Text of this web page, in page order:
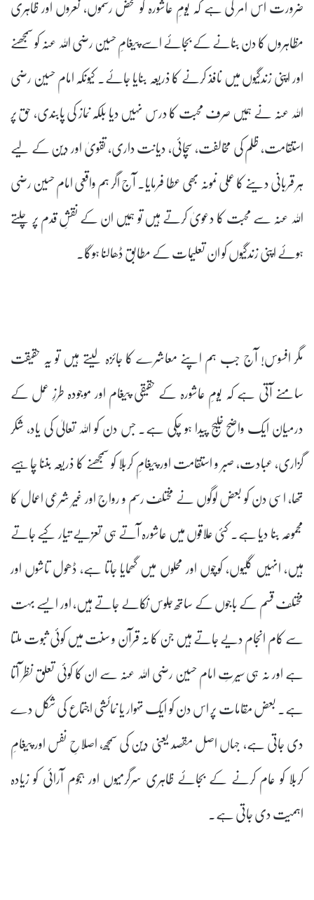
ضرورت اس امر کی ہے کہ یومِ عاشورہ کو محض رسموں، نعروں اور ظاہری
مظاہروں کا دن بنانے کے بجائے اسے پیغامِ حسین رضی اللہ عنہ کو سمجھنے
اور اپنی زندگیوں میں نافذ کرنے کا ذریعہ بنایا جائے۔ کیونکہ امام حسین رضی
اللہ عنہ نے ہمیں صرف محبت کا درس نہیں دیا بلکہ نماز کی پابندی، حق پر
استقامت، ظلم کی مخالفت، سچائی، دیانت داری، تقویٰ اور دین کے لیے
ہر قربانی دینے کا عملی نمونہ بھی عطا فرمایا۔ آج اگر ہم واقعی امام حسین رضی
اللہ عنہ سے محبت کا دعویٰ کرتے ہیں تو ہمیں ان کے نقشِ قدم پر چلتے
ہوئے اپنی زندگیوں کو ان تعلیمات کے مطابق ڈھالنا ہوگا۔
مگر افسوس! آج جب ہم اپنے معاشرے کا جائزہ لیتے ہیں تو یہ حقیقت
سامنے آتی ہے کہ یومِ عاشورہ کے حقیقی پیغام اور موجودہ طرزِ عمل کے
درمیان ایک واضح خلیج پیدا ہو چکی ہے۔ جس دن کو اللہ تعالیٰ کی یاد، شکر
گزاری، عبادت، صبر و استقامت اور پیغامِ کربلا کو سمجھنے کا ذریعہ بننا چاہیے
تھا، اسی دن کو بعض لوگوں نے مختلف رسم و رواج اور غیر شرعی اعمال کا
مجموعہ بنا دیا ہے۔ کئی علاقوں میں عاشورہ آتے ہی تعزیے تیار کیے جاتے
ہیں، انہیں گلیوں، کوچوں اور محلوں میں گھمایا جاتا ہے، ڈھول تاشوں اور
مختلف قسم کے باجوں کے ساتھ جلوس نکالے جاتے ہیں، اور ایسے بہت
سے کام انجام دیے جاتے ہیں جن کا نہ قرآن و سنت میں کوئی ثبوت ملتا
ہے اور نہ ہی سیرتِ امام حسین رضی اللہ عنہ سے ان کا کوئی تعلق نظر آتا
ہے۔ بعض مقامات پر اس دن کو ایک تہوار یا نمائشی اجتماع کی شکل دے
دی جاتی ہے، جہاں اصل مقصد یعنی دین کی سمجھ، اصلاحِ نفس اور پیغامِ
کربلا کو عام کرنے کے بجائے ظاہری سرگرمیوں اور ہجوم آرائی کو زیادہ
اہمیت دی جاتی ہے۔